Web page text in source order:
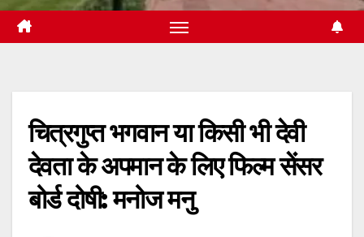
चित्रगुप्त भगवान या किसी भी देवी
देवता के अपमान के लिए फिल्म सेंसर
बोर्ड दोषी: मनोज मनु